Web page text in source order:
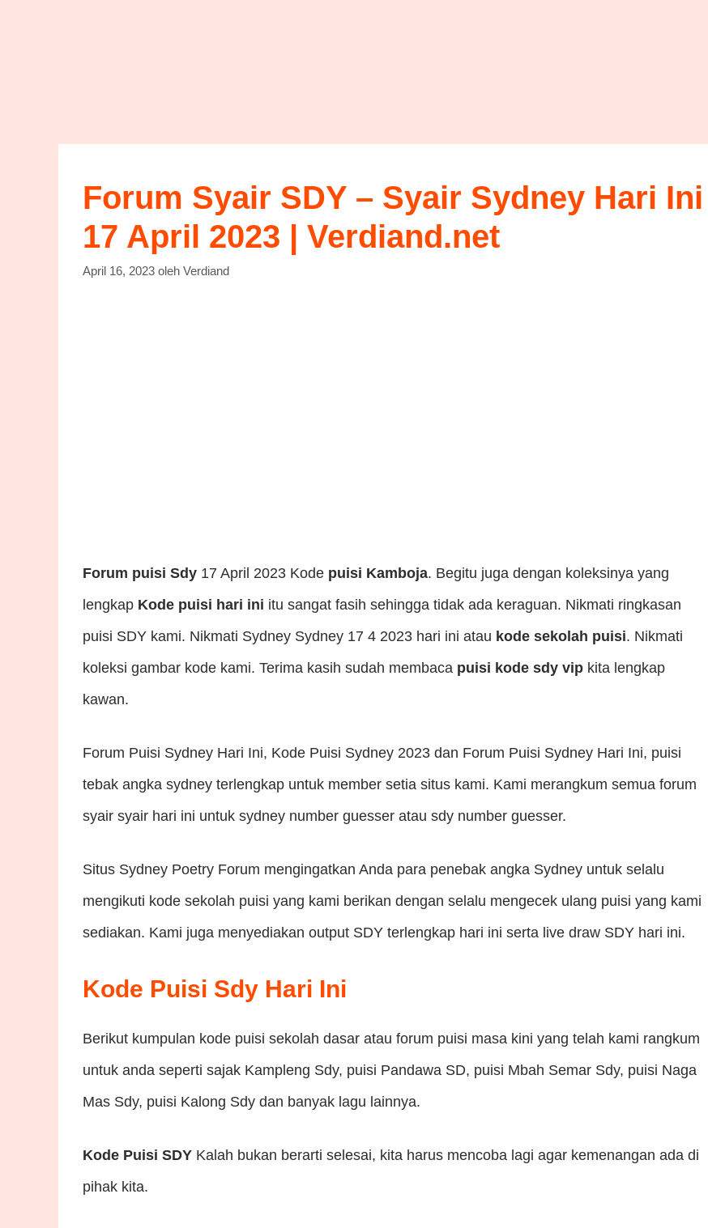
Forum Syair SDY – Syair Sydney Hari Ini
17 April 2023 | Verdiand.net
April 16, 2023 oleh Verdiand
Forum puisi Sdy 17 April 2023 Kode puisi Kamboja. Begitu juga dengan koleksinya yang
lengkap Kode puisi hari ini itu sangat fasih sehingga tidak ada keraguan. Nikmati ringkasan
puisi SDY kami. Nikmati Sydney Sydney 17 4 2023 hari ini atau kode sekolah puisi. Nikmati
koleksi gambar kode kami. Terima kasih sudah membaca puisi kode sdy vip kita lengkap
kawan.
Forum Puisi Sydney Hari Ini, Kode Puisi Sydney 2023 dan Forum Puisi Sydney Hari Ini, puisi
tebak angka sydney terlengkap untuk member setia situs kami. Kami merangkum semua forum
syair syair hari ini untuk sydney number guesser atau sdy number guesser.
Situs Sydney Poetry Forum mengingatkan Anda para penebak angka Sydney untuk selalu
mengikuti kode sekolah puisi yang kami berikan dengan selalu mengecek ulang puisi yang kami
sediakan. Kami juga menyediakan output SDY terlengkap hari ini serta live draw SDY hari ini.
Kode Puisi Sdy Hari Ini
Berikut kumpulan kode puisi sekolah dasar atau forum puisi masa kini yang telah kami rangkum
untuk anda seperti sajak Kampleng Sdy, puisi Pandawa SD, puisi Mbah Semar Sdy, puisi Naga
Mas Sdy, puisi Kalong Sdy dan banyak lagu lainnya.
Kode Puisi SDY Kalah bukan berarti selesai, kita harus mencoba lagi agar kemenangan ada di
pihak kita.